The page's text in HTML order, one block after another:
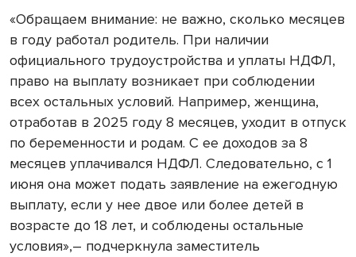
«Обращаем внимание: не важно, сколько месяцев
в году работал родитель. При наличии
официального трудоустройства и уплаты НДФЛ,
право на выплату возникает при соблюдении
всех остальных условий. Например, женщина,
отработав в 2025 году 8 месяцев, уходит в отпуск
по беременности и родам. С ее доходов за 8
месяцев уплачивался НДФЛ. Следовательно, с 1
июня она может подать заявление на ежегодную
выплату, если у нее двое или более детей в
возрасте до 18 лет, и соблюдены остальные
условия»,– подчеркнула заместитель